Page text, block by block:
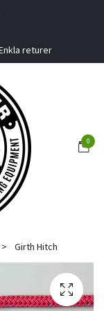
returer
0
Girth Hitch